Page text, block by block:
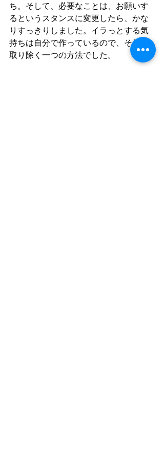
ち。そして、必要なことは、お願いす
るというスタンスに変更したら、かな
りすっきりしました。イラっとする気
持ちは自分で作っているので、それを
取り除く一つの方法でした。